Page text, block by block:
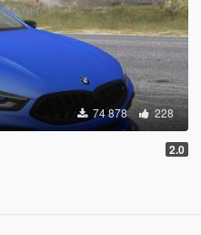
74 878 228
2.0